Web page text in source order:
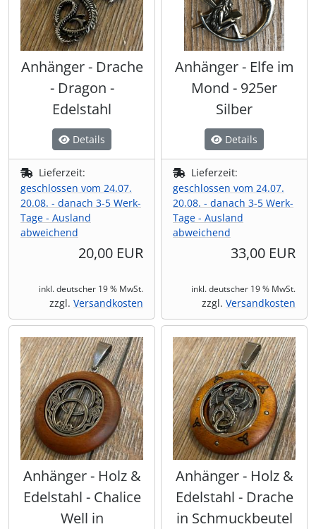
Anhänger - Drache
- Dragon -
Edelstahl
Details
Lieferzeit:
geschlossen vom 24.07.
20.08. - danach 3-5 Werk-
Tage - Ausland
abweichend
20,00 EUR
inkl. deutscher 19 % MwSt.
zzgl. Versandkosten
Anhänger - Elfe im
Mond - 925er
Silber
Details
Lieferzeit:
geschlossen vom 24.07.
20.08. - danach 3-5 Werk-
Tage - Ausland
abweichend
33,00 EUR
inkl. deutscher 19 % MwSt.
zzgl. Versandkosten
Anhänger - Holz &
Edelstahl - Chalice
Well in
Anhänger - Holz &
Edelstahl - Drache
in Schmuckbeutel